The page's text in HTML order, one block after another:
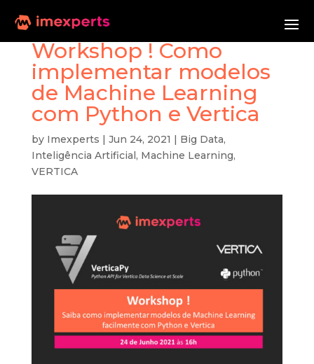
Workshop ! Como
implementar modelos
de Machine Learning
com Python e Vertica
by Imexperts | Jun 24, 2021 | Big Data,
Inteligência Artificial, Machine Learning,
VERTICA